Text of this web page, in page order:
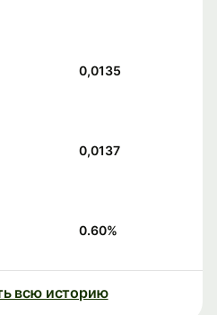
0,0135
0,0137
0.60%
всю историю